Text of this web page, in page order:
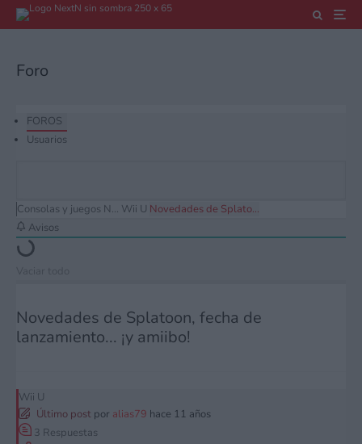
Foro
FOROS
Usuarios
Consolas y juegos N... Wii U Novedades de Splato...
Avisos
Novedades de Splatoon, fecha de
lanzamiento... ¡y amiibo!
Wii U
Último post por alias79 hace 11 años
3 Respuestas